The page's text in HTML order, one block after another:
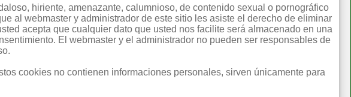
hiriente, amenazante, calumnioso, de contenido sexual o pornográfico
al webmaster y administrador de este sitio les asiste el derecho de eliminar
acepta que cualquier dato que usted nos facilite será almacenado en una
El webmaster y el administrador no pueden ser responsables de
cookies no contienen informaciones personales, sirven únicamente para